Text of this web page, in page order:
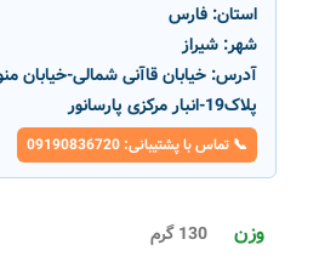
استان: فارس
شهر: شیراز
آدرس:
پلاک19-انبار مرکزی پارسانور
📞 تماس با پشتیبانی: 09190836720
وزن 130 گرم